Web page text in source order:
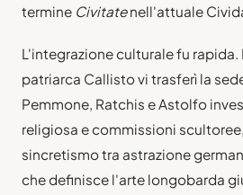
termine Civitatenell'attuale
L'integrazione culturale fu rapida.
patriarca Callisto vi trasferì la
Pemmone, Ratchis e Astolfo
religiosa e commissioni
sincretismo tra astrazione
che definisce l'arte longobarda